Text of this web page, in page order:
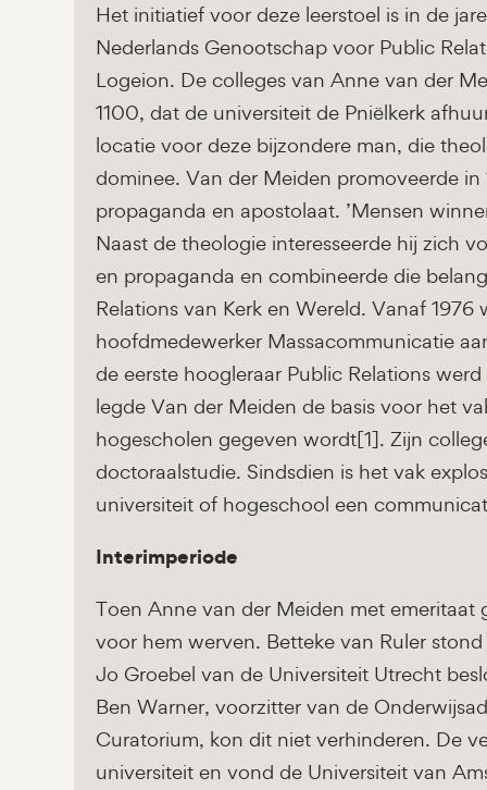
Het initiatief voor deze leerstoel is in de
Nederlands Genootschap voor Public
Logeion. De colleges van Anne van der
1100, dat de universiteit de Pniëlkerk
locatie voor deze bijzondere man, die
dominee. Van der Meiden promoveerde
propaganda en apostolaat. ’Mensen
Naast de theologie interesseerde hij zich
en propaganda en combineerde die
Relations van Kerk en Wereld. Vanaf
hoofdmedewerker Massacommunicatie
de eerste hoogleraar Public Relations
legde Van der Meiden de basis voor het
hogescholen gegeven wordt[1]. Zijn
doctoraalstudie. Sindsdien is het vak
universiteit of hogeschool een
Interimperiode
Toen Anne van der Meiden met
voor hem werven. Betteke van Ruler
Jo Groebel van de Universiteit Utrecht
Ben Warner, voorzitter van de
Curatorium, kon dit niet verhinderen. De
universiteit en vond de Universiteit van